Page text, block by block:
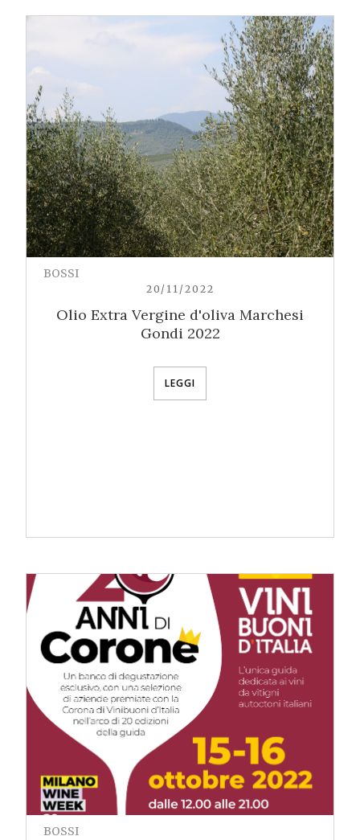
BOSSI
20/11/2022
Olio Extra Vergine d'oliva Marchesi
Gondi 2022
LEGGI
BOSSI